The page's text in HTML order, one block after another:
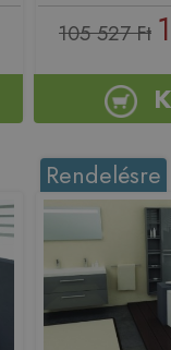
105 527 Ft
Rendelésre